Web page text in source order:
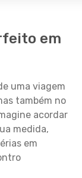
em
uma viagem
também no
acordar
medida,
em